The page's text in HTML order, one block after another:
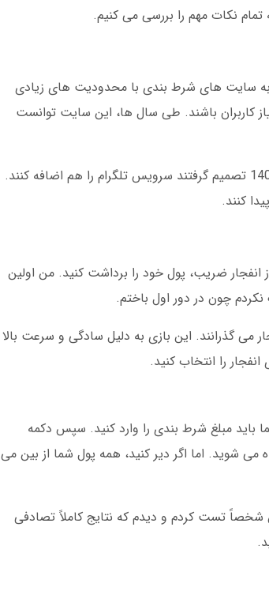
نکات مهم را بررسی می کنیم.
شد. در آن زمان دسترسی به سایت های شرط بندی با محدودیت های زیادی
کاربران باشند. طی سال ها، این سایت توانست
من در مصاحبه ای با یکی از کارکنان سابق ویوا بت در مارس 2025 شنیدم که در سال 1400 تصمیم گرفتند سرویس تلگرام را هم اضافه کنند.
کنند.
ضریب، پول خود را برداشت کنید. من اولین
انفجار می گذرانند. این بازی به دلیل سادگی و سرعت بالا
را انتخاب کنید.
مبلغ شرط بندی را وارد کنید. سپس دکمه
می شوید. اما اگر دیر کنید، همه پول شما از بین می
شخصاً تست کردم و دیدم که نتایج کاملاً تصادفی